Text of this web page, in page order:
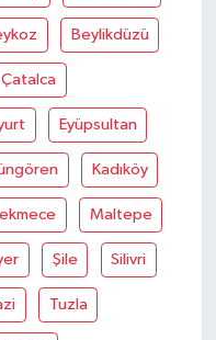
Beylikdüzü
Çatalca
Eyüpsultan
Kadıköy
Maltepe
Şile Silivri
Tuzla